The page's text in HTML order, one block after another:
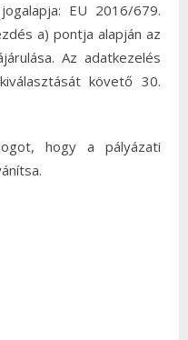
EU 2016/679.
a) pontja alapján az
Az adatkezelés
követő 30.
hogy a pályázati